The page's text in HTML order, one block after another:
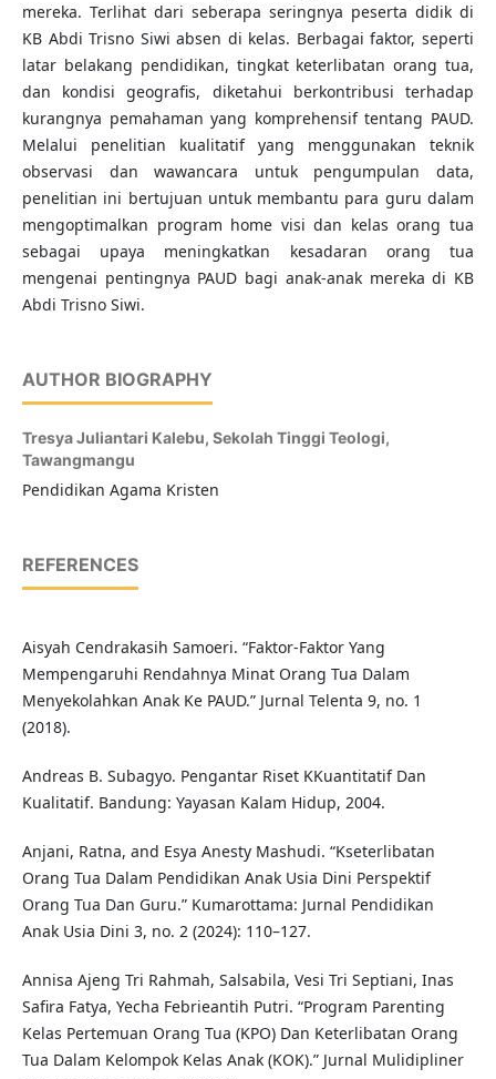
mereka. Terlihat dari seberapa seringnya peserta didik di
KB Abdi Trisno Siwi absen di kelas. Berbagai faktor, seperti
latar belakang pendidikan, tingkat keterlibatan orang tua,
dan kondisi geografis, diketahui berkontribusi terhadap
kurangnya pemahaman yang komprehensif tentang PAUD.
Melalui penelitian kualitatif yang menggunakan teknik
observasi dan wawancara untuk pengumpulan data,
penelitian ini bertujuan untuk membantu para guru dalam
mengoptimalkan program home visi dan kelas orang tua
sebagai upaya meningkatkan kesadaran orang tua
mengenai pentingnya PAUD bagi anak-anak mereka di KB
Abdi Trisno Siwi.
AUTHOR BIOGRAPHY
Tresya Juliantari Kalebu, Sekolah Tinggi Teologi,
Tawangmangu
Pendidikan Agama Kristen
REFERENCES
Aisyah Cendrakasih Samoeri. “Faktor-Faktor Yang
Mempengaruhi Rendahnya Minat Orang Tua Dalam
Menyekolahkan Anak Ke PAUD.” Jurnal Telenta 9, no. 1
(2018).
Andreas B. Subagyo. Pengantar Riset KKuantitatif Dan
Kualitatif. Bandung: Yayasan Kalam Hidup, 2004.
Anjani, Ratna, and Esya Anesty Mashudi. “Kseterlibatan
Orang Tua Dalam Pendidikan Anak Usia Dini Perspektif
Orang Tua Dan Guru.” Kumarottama: Jurnal Pendidikan
Anak Usia Dini 3, no. 2 (2024): 110–127.
Annisa Ajeng Tri Rahmah, Salsabila, Vesi Tri Septiani, Inas
Safira Fatya, Yecha Febrieantih Putri. “Program Parenting
Kelas Pertemuan Orang Tua (KPO) Dan Keterlibatan Orang
Tua Dalam Kelompok Kelas Anak (KOK).” Jurnal Mulidipliner